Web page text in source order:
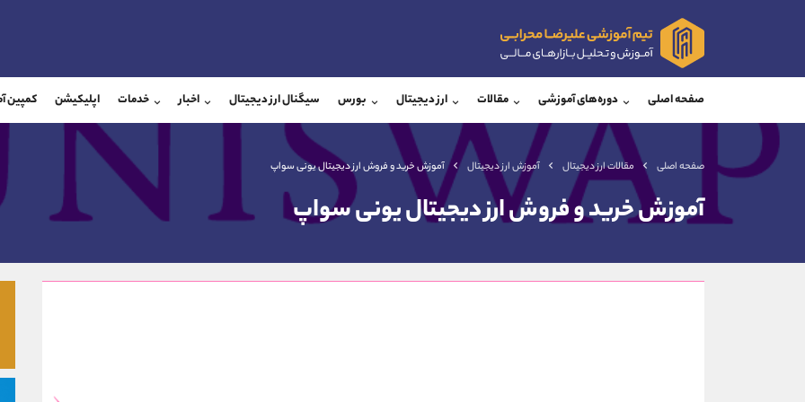
صفحه اصلی دوره‌های آموزشی مقالات ارز دیجیتال بورس سیگنال ارز دیجیتال اخبار خدمات اپلیکیشن کمپین
صفحه اصلی مقالات ارز دیجیتال آموزش ارز دیجیتال آموزش خرید و فروش ارز دیجیتال یونی سواپ
آموزش خرید و فروش ارز دیجیتال یونی سواپ
شروع گفتگو
@Armteam_admin_por
107
واتساپ شروع گفتگو
تلگرام @Armteam_admin_33
داخلی
تلفن